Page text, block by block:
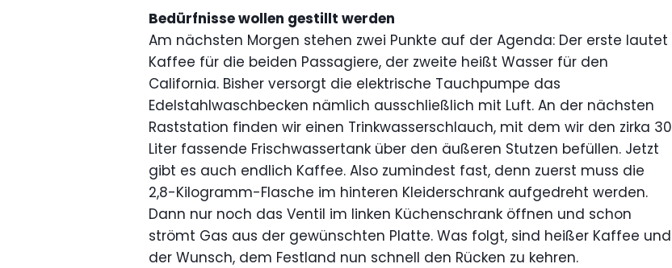
Bedürfnisse wollen gestillt werden
Am nächsten Morgen stehen zwei Punkte auf der Agenda: Der erste lautet
Kaffee für die beiden Passagiere, der zweite heißt Wasser für den
California. Bisher versorgt die elektrische Tauchpumpe das
Edelstahlwaschbecken nämlich ausschließlich mit Luft. An der nächsten
Raststation finden wir einen Trinkwasserschlauch, mit dem wir den zirka 30
Liter fassende Frischwassertank über den äußeren Stutzen befüllen. Jetzt
gibt es auch endlich Kaffee. Also zumindest fast, denn zuerst muss die
2,8-Kilogramm-Flasche im hinteren Kleiderschrank aufgedreht werden.
Dann nur noch das Ventil im linken Küchenschrank öffnen und schon
strömt Gas aus der gewünschten Platte. Was folgt, sind heißer Kaffee und
der Wunsch, dem Festland nun schnell den Rücken zu kehren.